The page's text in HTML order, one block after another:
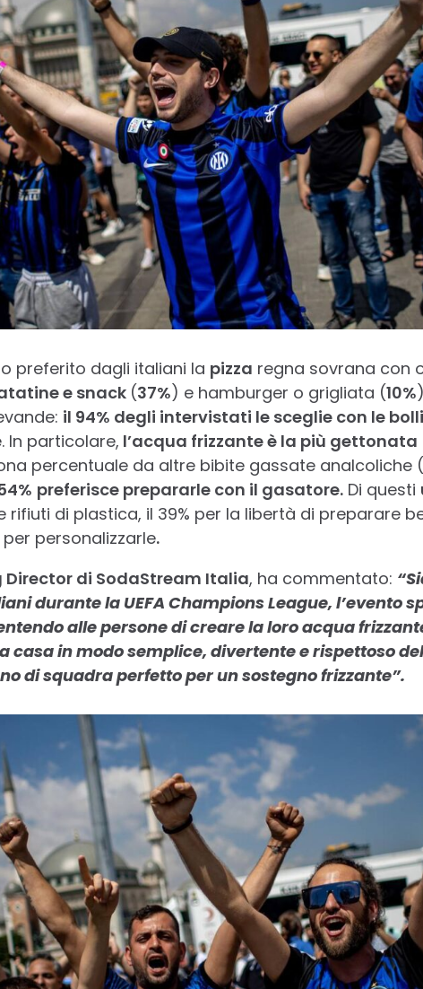
preferito dagli italiani la pizza regna sovrana con
e snack (37%) e hamburger o grigliata (10%
il 94% degli intervistati le sceglie con le
In particolare, l’acqua frizzante è la più gettonata
percentuale da altre bibite gassate analcoliche (
preferisce prepararle con il gasatore.Di questi
rifiuti di plastica, il 39% per la libertà di preparare
personalizzarle.
di SodaStream Italia, ha commentato:
durante la UEFA Champions League, l’evento
alle persone di creare la loro acqua
casa in modo semplice, divertente e rispettoso
di squadra perfetto per un sostegno frizzante”.